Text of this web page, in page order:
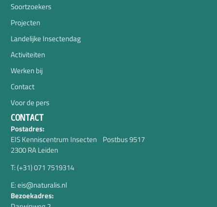
Soortzoekers
Projecten
Landelijke Insectendag
Activiteiten
Werken bij
Contact
Voor de pers
CONTACT
Postadres:
EIS Kenniscentrum Insecten Postbus 9517
2300 RA Leiden
T: (+31) 071 7519314
E: eis@naturalis.nl
Bezoekadres: